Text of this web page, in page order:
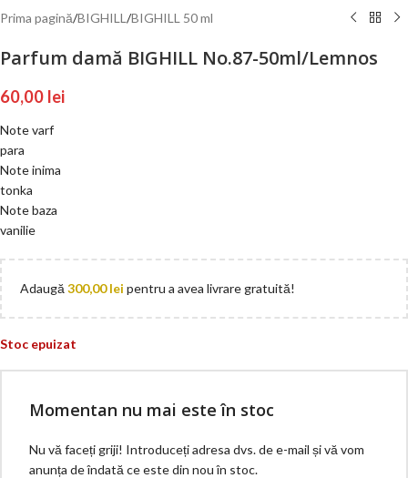
Prima pagină/BIGHILL /BIGHILL 50 ml
Parfum damă BIGHILL No.87-50ml/Lemnos
60,00 lei
Note varf
para
Note inima
tonka
Note baza
vanilie
Adaugă 300,00lei pentru a avea livrare gratuită!
Stoc epuizat
Momentan nu mai este în stoc
Nu vă faceți griji! Introduceți adresa dvs. de e-mail și vă vom
anunța de îndată ce este din nou în stoc.